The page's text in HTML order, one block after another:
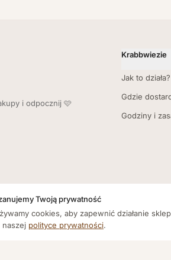
i odpocznij 🩷
Krabbwiezie
Jak to działa?
Gdzie
Godziny i
Twoją prywatność
cookies, aby zapewnić działanie
naszej polityce prywatności.